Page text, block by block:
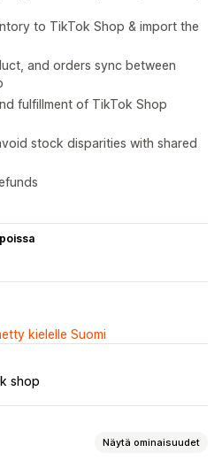
to TikTok Shop & import the
and orders sync between
fulfillment of TikTok Shop
stock disparities with shared
kielelle Suomi
shop
Näytä ominaisuudet